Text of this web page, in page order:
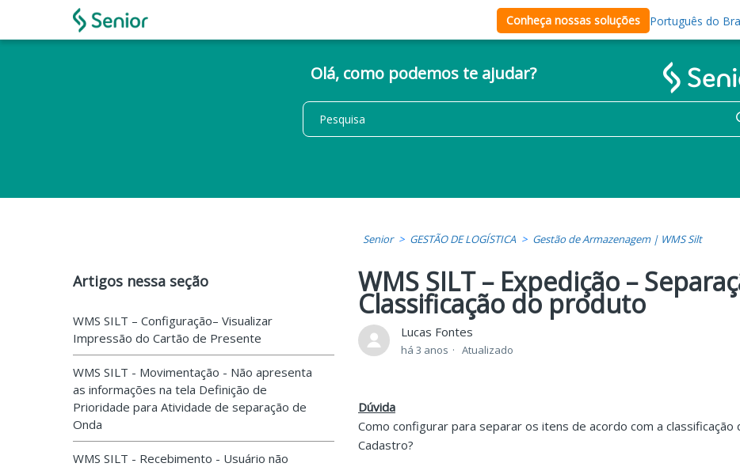
Conheça nossas soluções Português do
Olá, como podemos te ajudar?
Senior GESTÃO DE LOGÍSTICA Gestão de Armazenagem | WMS Silt
Artigos nessa seção
WMS SILT – Configuração– Visualizar
Impressão do Cartão de Presente
WMS SILT - Movimentação - Não apresenta
as informações na tela Definição de
Prioridade para Atividade de separação de
Onda
WMS SILT - Recebimento - Usuário não
WMS SILT – Expedição –
Classificação do produto
Lucas Fontes
há 3 anos Atualizado
Dúvida
Como configurar para separar os itens de acordo com a
Cadastro?